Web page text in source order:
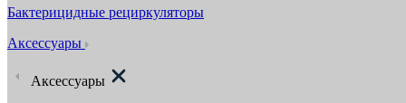
Бактерицидные рециркуляторы
Аксессуары
Аксессуары